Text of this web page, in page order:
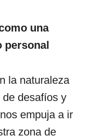
una
personal
la naturaleza
de desafíos y
empuja a ir
zona de